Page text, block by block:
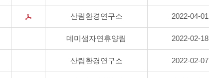
산림환경연구소 2022-04-01
데미샘자연휴양림 2022-02-18
산림환경연구소 2022-02-07